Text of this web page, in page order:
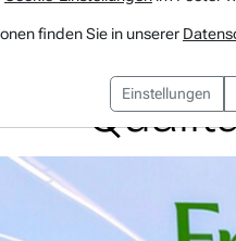
finden Sie in unserer
Einstellungen